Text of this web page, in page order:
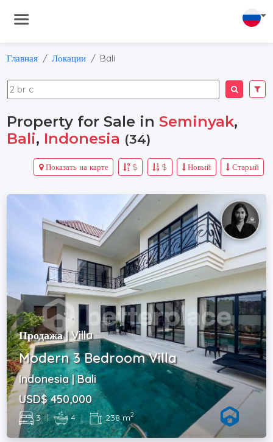
Главная Локации Bali
Property for Sale inSeminyak,
Bali, Indonesia (34)
Старый
Новый
$
$
Показать на карте
Продажа | Villa
Modern 3 Bedroom Villa
Indonesia | Bali
USD$ 450,000
3 | 4 | 238 m2